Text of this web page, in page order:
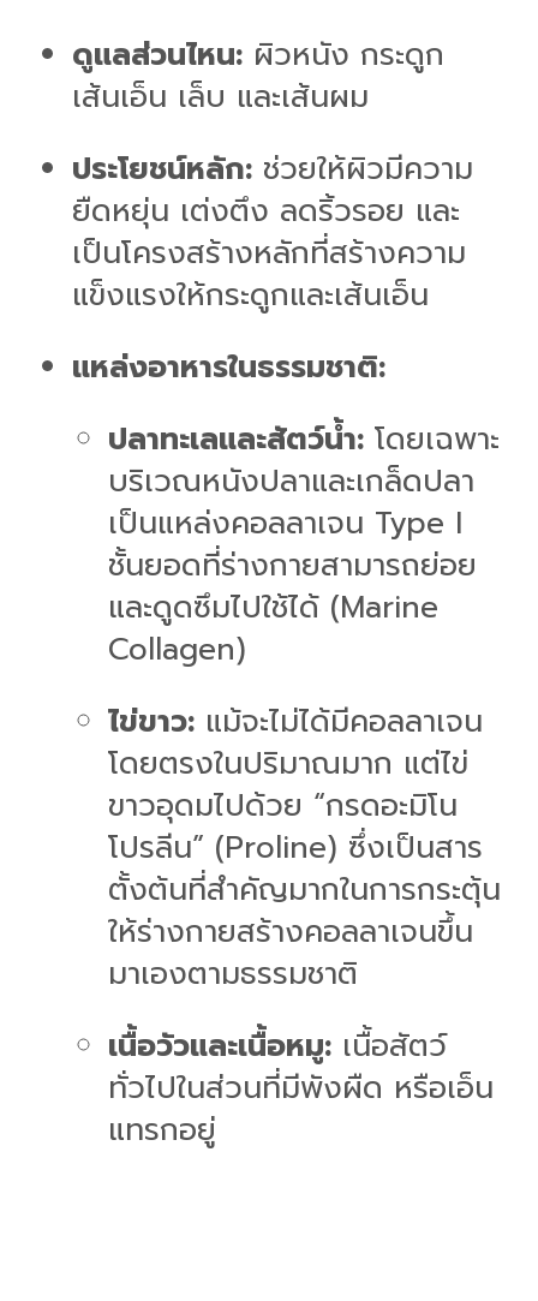
ดูแลส่วนไหน: ผิวหนัง กระดูก
เส้นเอ็น เล็บ และเส้นผม
ประโยชน์หลัก: ช่วยให้ผิวมีความ
ยืดหยุ่น เต่งตึง ลดริ้วรอย และ
เป็นโครงสร้างหลักที่สร้างความ
แข็งแรงให้กระดูกและเส้นเอ็น
แหล่งอาหารในธรรมชาติ:
ปลาทะเลและสัตว์น้ำ: โดยเฉพาะ
บริเวณหนังปลาและเกล็ดปลา
เป็นแหล่งคอลลาเจน Type I
ชั้นยอดที่ร่างกายสามารถย่อย
และดูดซึมไปใช้ได้ (Marine
Collagen)
ไข่ขาว: แม้จะไม่ได้มีคอลลาเจน
โดยตรงในปริมาณมาก แต่ไข่
ขาวอุดมไปด้วย “กรดอะมิโน
โปรลีน” (Proline) ซึ่งเป็นสาร
ตั้งต้นที่สำคัญมากในการกระตุ้น
ให้ร่างกายสร้างคอลลาเจนขึ้น
มาเองตามธรรมชาติ
เนื้อวัวและเนื้อหมู: เนื้อสัตว์
ทั่วไปในส่วนที่มีพังผืด หรือเอ็น
แทรกอยู่